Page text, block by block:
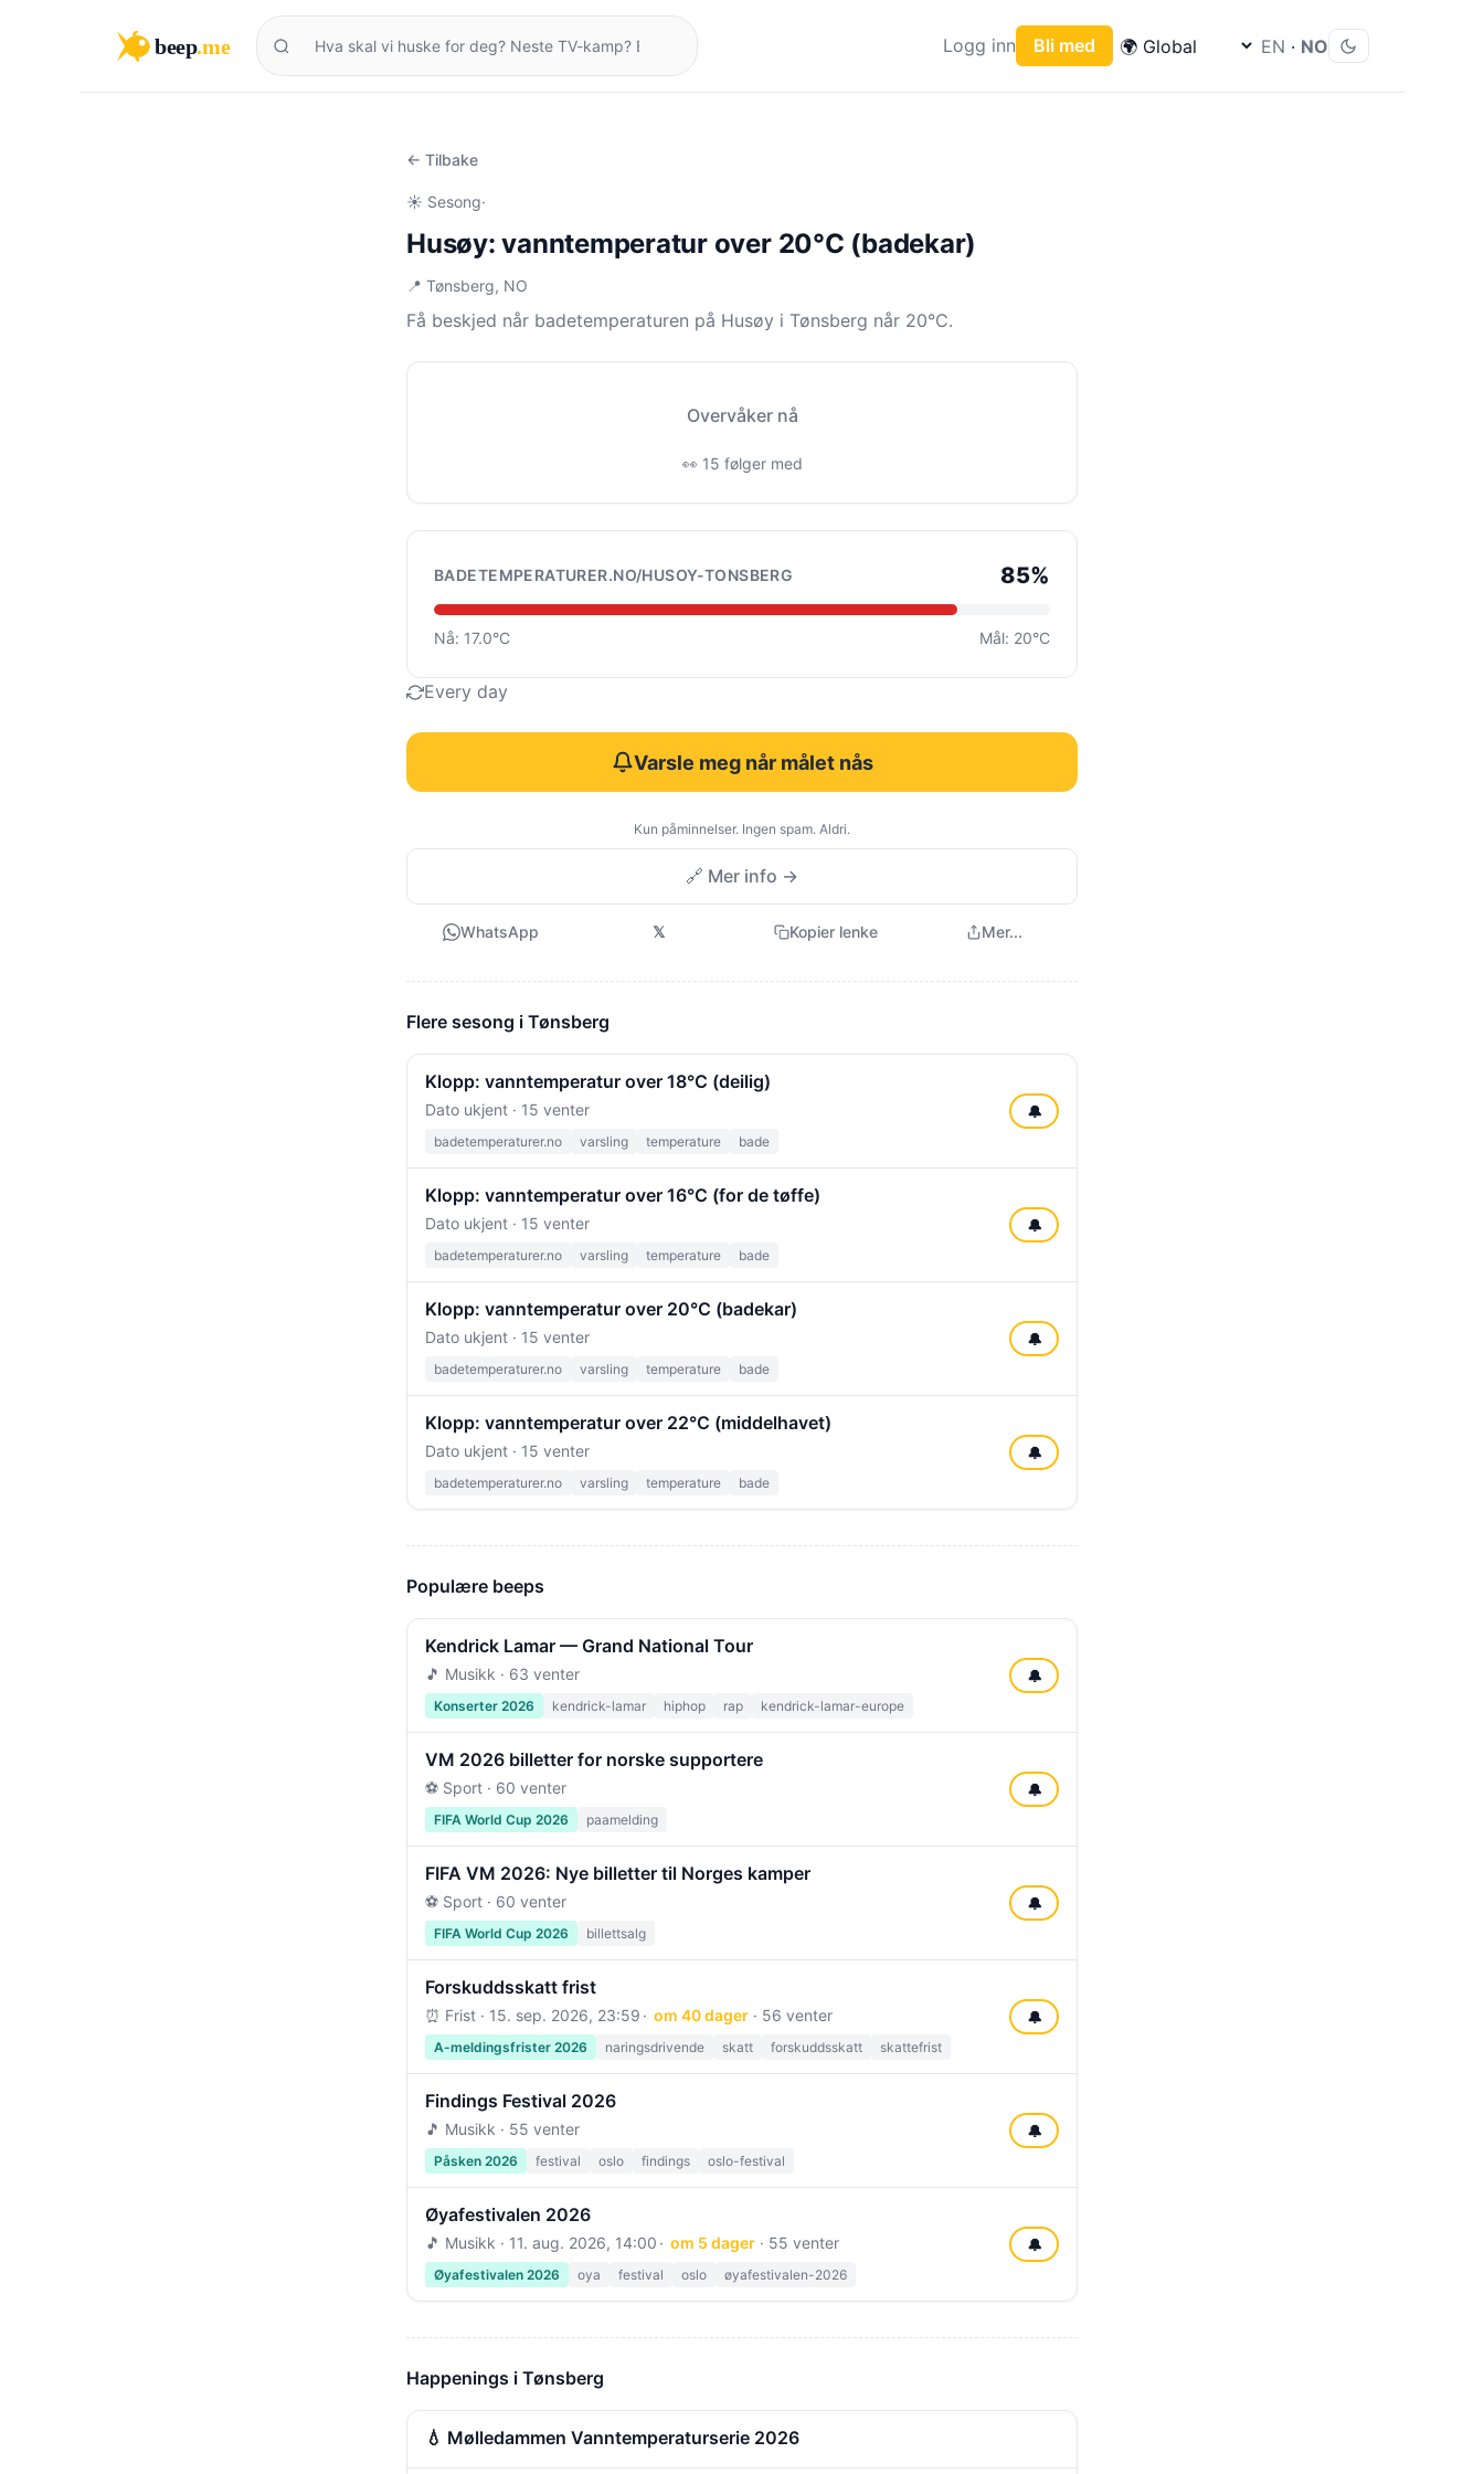
beep.me Logg inn Bli med EN · NO
← Tilbake
☀️ Sesong·
Husøy: vanntemperatur over 20°C (badekar)
📍 Tønsberg, NO
Få beskjed når badetemperaturen på Husøy i Tønsberg når 20°C.
Overvåker nå
👀 15 følger med
BADETEMPERATURER.NO/HUSOY-TONSBERG 85%
Nå: 17.0°C Mål: 20°C
Every day
Varsle meg når målet nås
Kun påminnelser. Ingen spam. Aldri.
🔗 Mer info →
WhatsApp 𝕏 Kopier lenke Mer...
Flere sesong i Tønsberg
Klopp: vanntemperatur over 18°C (deilig)
Dato ukjent · 15 venter
badetemperaturer.no varsling temperature bade
🔔
Klopp: vanntemperatur over 16°C (for de tøffe)
Dato ukjent · 15 venter
badetemperaturer.no varsling temperature bade
🔔
Klopp: vanntemperatur over 20°C (badekar)
Dato ukjent · 15 venter
badetemperaturer.no varsling temperature bade
🔔
Klopp: vanntemperatur over 22°C (middelhavet)
Dato ukjent · 15 venter
badetemperaturer.no varsling temperature bade
🔔
Populære beeps
Kendrick Lamar — Grand National Tour
🎵 Musikk · 63 venter
Konserter 2026 kendrick-lamar hiphop rap kendrick-lamar-europe
🔔
VM 2026 billetter for norske supportere
⚽ Sport · 60 venter
FIFA World Cup 2026 paamelding
🔔
FIFA VM 2026: Nye billetter til Norges kamper
⚽ Sport · 60 venter
FIFA World Cup 2026 billettsalg
🔔
Forskuddsskatt frist
⏰ Frist · 15. sep. 2026, 23:59 om 40 dager· 56 venter
A-meldingsfrister 2026 naringsdrivende skatt forskuddsskatt skattefrist
🔔
Findings Festival 2026
🎵 Musikk · 55 venter
Påsken 2026 festival oslo findings oslo-festival
🔔
Øyafestivalen 2026
🎵 Musikk · 11. aug. 2026, 14:00 om 5 dager· 55 venter
Øyafestivalen 2026 oya festival oslo øyafestivalen-2026
🔔
Happenings i Tønsberg
💧 Mølledammen Vanntemperaturserie 2026